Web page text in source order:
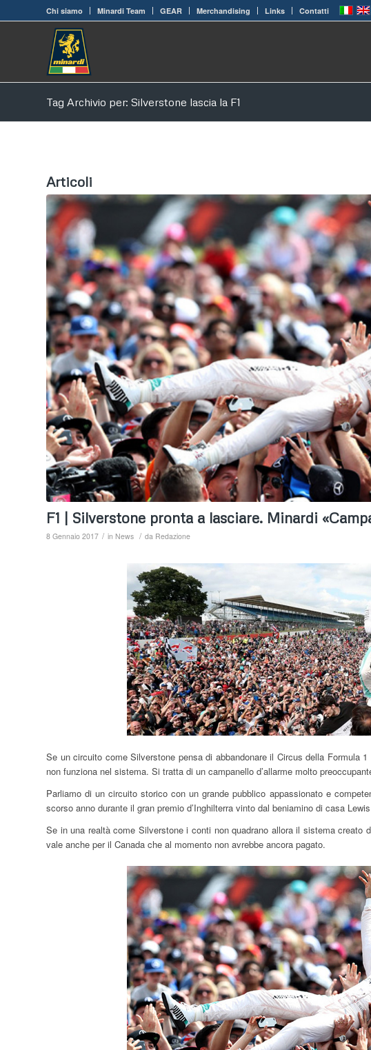
Chi siamo Minardi Team GEAR Merchandising Links Contatti
Tag Archivio per: Silverstone lascia la F1
Articoli
F1 | Silverstone pronta a lasciare. Minardi
8 Gennaio 2017 / in News / da Redazione
Se un circuito come Silverstone pensa di abbandonare il Circus della Formula
non funziona nel sistema. Si tratta di un campanello d’allarme molto
Parliamo di un circuito storico con un grande pubblico appassionato e
scorso anno durante il gran premio d’Inghilterra vinto dal beniamino di casa
Se in una realtà come Silverstone i conti non quadrano allora il sistema
vale anche per il Canada che al momento non avrebbe ancora pagato.